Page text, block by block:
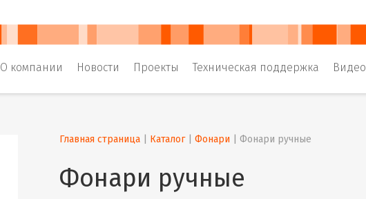
О компании Новости Проекты Техническая поддержка Видео
Главная страница Каталог | Фонари Фонари ручные
Фонари ручные